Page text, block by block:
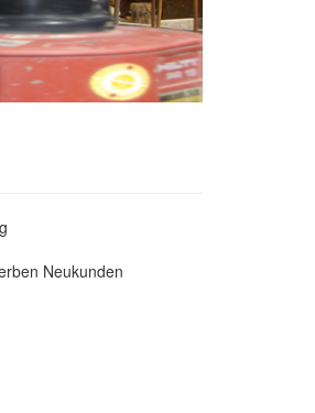
Neukunden